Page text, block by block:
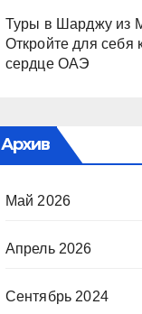
Туры в Шарджу из
Откройте для себя
сердце ОАЭ
Архив
Май 2026
Апрель 2026
Сентябрь 2024